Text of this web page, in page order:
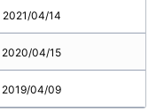
2021/04/14
2020/04/15
2019/04/09